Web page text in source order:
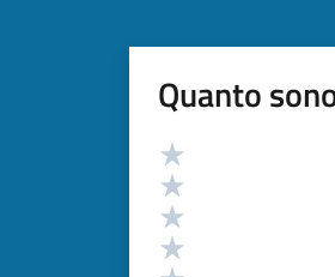
Quanto
Valutazione